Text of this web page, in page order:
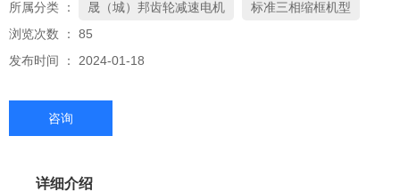
所属分类 ： 晟（城）邦齿轮减速电机
标准三相缩框机型
浏览次数 ： 85
发布时间 ： 2024-01-18
咨询
详细介绍